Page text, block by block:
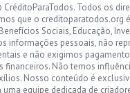
Todos os
que o creditoparatodos.org
Sociais, Educação,
informações pessoais, não
e não exigimos
financeiros. Não temos
Nosso conteúdo é
equipe dedicada de